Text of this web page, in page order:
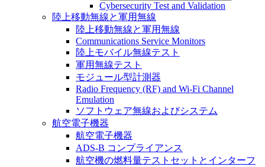
Cybersecurity Test and Validation
陸上移動無線と軍用無線
陸上移動無線と軍用無線
Communications Service Monitors
陸上モバイル無線テスト
軍用無線テスト
モジュール型計測器
Radio Frequency (RF) and Wi-Fi Channel
Emulation
ソフトウェア無線およびシステム
航空電子機器
航空電子機器
ADS-B コンプライアンス
航空機の燃料量テストセットとインターフ